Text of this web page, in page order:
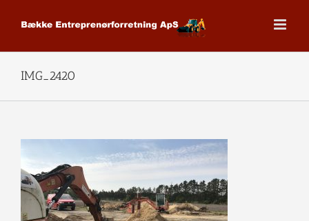
IMG_2420